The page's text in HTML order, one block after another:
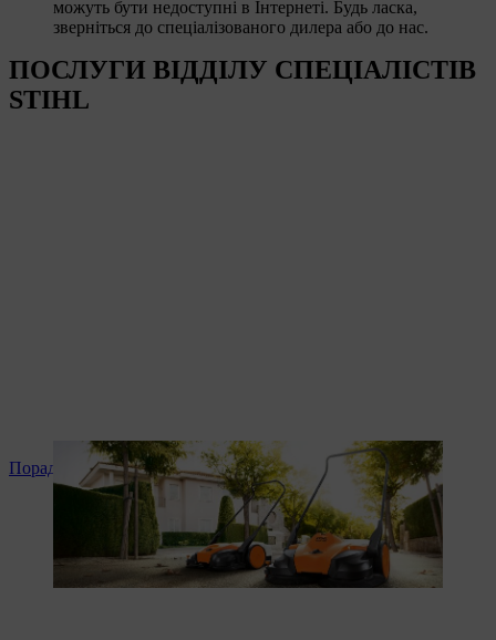
можуть бути недоступні в Інтернеті. Будь ласка,
зверніться до спеціалізованого дилера або до нас.
ПОСЛУГИ ВІДДІЛУ СПЕЦІАЛІСТІВ
STIHL
Поради та інструкція до продукту